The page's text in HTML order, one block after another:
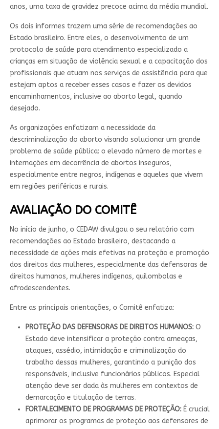
anos, uma taxa de gravidez precoce acima da média mundial.
Os dois informes trazem uma série de recomendações ao
Estado brasileiro. Entre eles, o desenvolvimento de um
protocolo de saúde para atendimento especializado a
crianças em situação de violência sexual e a capacitação dos
profissionais que atuam nos serviços de assistência para que
estejam aptos a receber esses casos e fazer os devidos
encaminhamentos, inclusive ao aborto legal, quando
desejado.
As organizações enfatizam a necessidade da
descriminalização do aborto visando solucionar um grande
problema de saúde pública: o elevado número de mortes e
internações em decorrência de abortos inseguros,
especialmente entre negros, indígenas e aqueles que vivem
em regiões periféricas e rurais.
AVALIAÇÃO DO COMITÊ
No início de junho, o CEDAW divulgou o seu relatório com
recomendações ao Estado brasileiro, destacando a
necessidade de ações mais efetivas na proteção e promoção
dos direitos das mulheres, especialmente das defensoras de
direitos humanos, mulheres indígenas, quilombolas e
afrodescendentes.
Entre as principais orientações, o Comitê enfatiza:
PROTEÇÃO DAS DEFENSORAS DE DIREITOS HUMANOS:O
Estado deve intensificar a proteção contra ameaças,
ataques, assédio, intimidação e criminalização do
trabalho dessas mulheres, garantindo a punição dos
responsáveis, inclusive funcionários públicos. Especial
atenção deve ser dada às mulheres em contextos de
demarcação e titulação de terras.
FORTALECIMENTO DE PROGRAMAS DE PROTEÇÃO:É crucial
aprimorar os programas de proteção aos defensores de